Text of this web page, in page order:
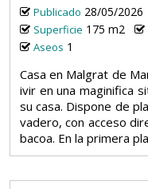
Publicado 28/05/2026
Superficie 175 m2
Aseos 1
Casa en Malgrat de
ivir en una maginifica
su casa. Dispone de
vadero, con acceso
bacoa. En la primera